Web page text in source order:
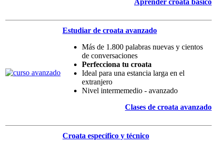
Aprender croata básico
Estudiar de croata avanzado
Más de 1.800 palabras nuevas y cientos
de conversaciones
Perfecciona tu croata
Ideal para una estancia larga en el
extranjero
Nivel intermemedio - avanzado
Clases de croata avanzado
Croata específico y técnico